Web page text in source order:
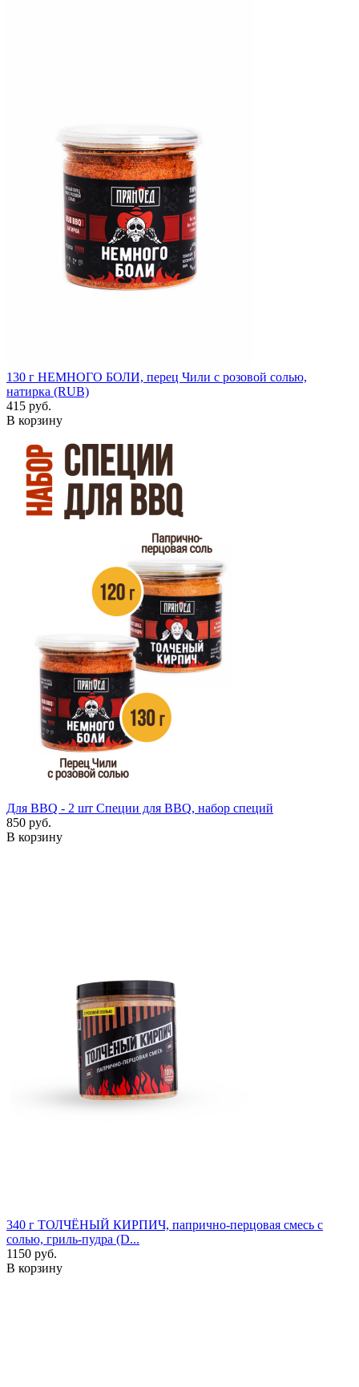
130 г НЕМНОГО БОЛИ, перец Чили с розовой солью,
натирка (RUB)
415 руб.
В корзину
Для BBQ - 2 шт Специи для BBQ, набор специй
850 руб.
В корзину
340 г ТОЛЧЁНЫЙ КИРПИЧ, папрично-перцовая смесь с
солью, гриль-пудра (D...
1150 руб.
В корзину